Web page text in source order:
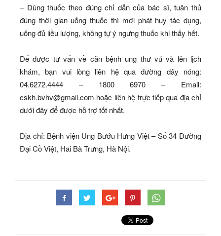
– Dùng thuốc theo đúng chỉ dẫn của bác sĩ, tuân thủ
đúng thời gian uống thuốc thì mới phát huy tác dụng,
uống đủ liều lượng, không tự ý ngưng thuốc khi thấy hết.
Để được tư vấn về căn bệnh ung thư vú và lên lịch
khám, bạn vui lòng liên hệ qua đường dây nóng:
04.6272.4444 – 1800 6970 – Email:
cskh.bvhv@gmail.com hoặc liên hệ trực tiếp qua địa chỉ
dưới đây để được hỗ trợ tốt nhất.
Địa chỉ: Bệnh viện Ung Bướu Hưng Việt – Số 34 Đường
Đại Cồ Việt, Hai Bà Trưng, Hà Nội.